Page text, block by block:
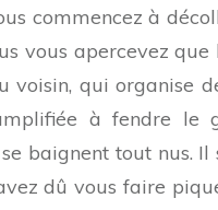
commencez à
vous apercevez
voisin, qui organise
à fendre
baignent tout nus.
dû vous faire